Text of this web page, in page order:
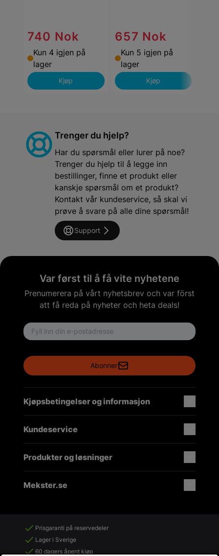
740 Nok
Kun 4 igjen på
lager
Kjøp
657 Nok
Kun 5 igjen på
lager
Kjøp
Trenger du hjelp?
Har du spørsmål eller lurer på noe?
Trenger du hjelp til å legge inn
bestillinger, finne et produkt eller
kanskje spørsmål om et produkt?
Kontakt vår kundeservice, så skal vi
prøve å svare på alle dine spørsmål!
Support
Var først til å få vite nyhetene
Prenumerera på vårt nyhetsbrev och var först
att få reda på nyheter och heta deals!
Email address
Abonner
Kjøpsbetingelser og informasjon
Kundeservice
Produkter og løsninger
Mekster.se
Prisgaranti på reservedeler
Lager i Sverige
60 dagers åpent kjøp